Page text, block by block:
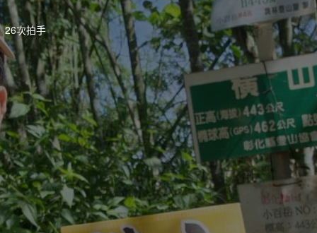
26次拍手